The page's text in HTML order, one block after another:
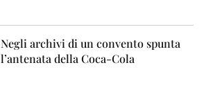
Negli archivi di un convento spunta
l’antenata della Coca-Cola